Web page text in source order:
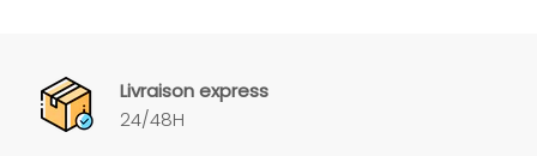
Livraison express
24/48H